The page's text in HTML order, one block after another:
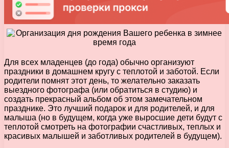
Для всех младенцев (до года) обычно организуют
праздники в домашнем кругу с теплотой и заботой. Если
родители помнят этот день, то желательно заказать
выездного фотографа (или обратиться в студию) и
создать прекрасный альбом об этом замечательном
празднике. Это лучший подарок и для родителей, и для
малыша (но в будущем, когда уже выросшие дети будут с
теплотой смотреть на фотографии счастливых, теплых и
красивых малышей и заботливых родителей в будущем).